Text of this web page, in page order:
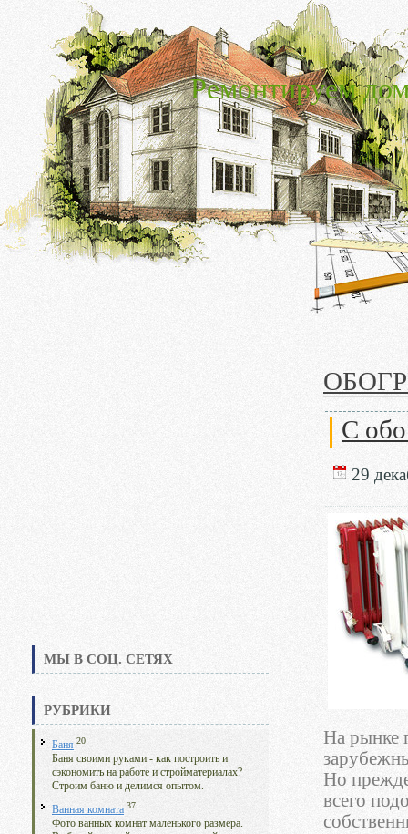
Ремонтируем
МЫ В СОЦ. СЕТЯХ
РУБРИКИ
Баня 20
Баня своими руками - как построить и
сэкономить на работе и стройматериалах?
Строим баню и делимся опытом.
Ванная комната 37
Фото ванных комнат маленького размера.
С
29
На рынке
Но
всего